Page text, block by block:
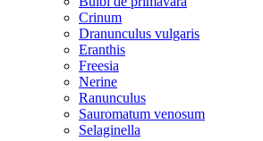
Crinum
Dranunculus vulgaris
Eranthis
Freesiа
Nerine
Ranunculus
Sauromatum venosum
Selaginella